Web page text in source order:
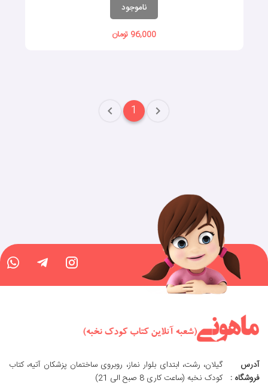
ناموجود
96,000 تومان
1
آدرس
فروشگاه :
گیلان، رشت، ابتدای بلوار نماز، روبروی ساختمان پزشکان آتیه، کتاب
کودک نخبه (ساعت کاری 8 صبح الی 21)